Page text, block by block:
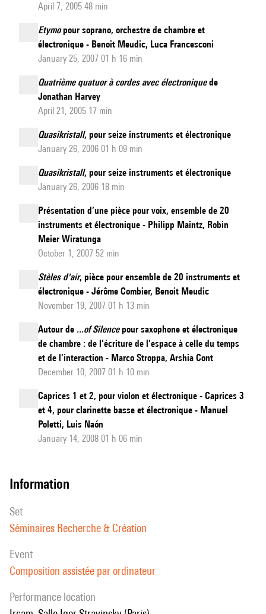
April 7, 2005 48 min
Etymopour soprano, orchestre de chambre et
électronique - Benoit Meudic, Luca Francesconi
January 25, 2007 01 h 16 min
Quatrième quatuor à cordes avec électroniquede
Jonathan Harvey
April 21, 2005 17 min
Quasikristall, pour seize instruments et électronique
January 26, 2006 01 h 09 min
Quasikristall, pour seize instruments et électronique
January 26, 2006 18 min
Présentation d’une pièce pour voix, ensemble de 20
instruments et électronique - Philipp Maintz, Robin
Meier Wiratunga
October 1, 2007 52 min
Stèles d'air, pièce pour ensemble de 20 instruments et
électronique - Jérôme Combier, Benoit Meudic
November 19, 2007 01 h 13 min
Autour de ...of Silencepour saxophone et électronique
de chambre : de l’écriture de l’espace à celle du temps
et de l’interaction - Marco Stroppa, Arshia Cont
December 10, 2007 01 h 10 min
Caprices 1 et 2, pour violon et électronique - Caprices 3
et 4, pour clarinette basse et électronique - Manuel
Poletti, Luis Naón
January 14, 2008 01 h 06 min
information
set
Séminaires Recherche & Création
event
Composition assistée par ordinateur
performance location